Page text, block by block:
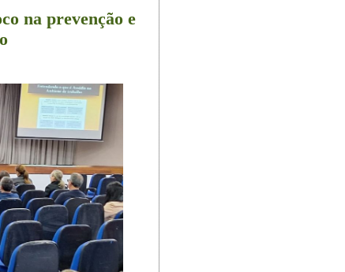
na prevenção e